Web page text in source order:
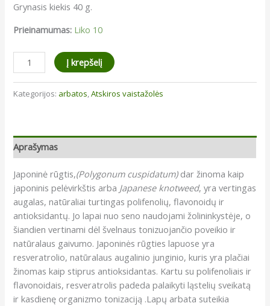
Grynasis kiekis 40 g.
Prieinamumas: Liko 10
produkto
kiekis:
Japoninė
rūgtis
Į krepšelį
Kategorijos: arbatos ,Atskiros vaistažolės
Aprašymas
Japoninė rūgtis,(Polygonum cuspidatum) dar žinoma kaip
japoninis pelėvirkštis arba Japanese knotweed, yra vertingas
augalas, natūraliai turtingas polifenolių, flavonoidų ir
antioksidantų. Jo lapai nuo seno naudojami žolininkystėje, o
šiandien vertinami dėl švelnaus tonizuojančio poveikio ir
natūralaus gaivumo. Japoninės rūgties lapuose yra
resveratrolio, natūralaus augalinio junginio, kuris yra plačiai
žinomas kaip stiprus antioksidantas. Kartu su polifenoliais ir
flavonoidais, resveratrolis padeda palaikyti ląstelių sveikatą
ir kasdienę organizmo tonizaciją .Lapų arbata suteikia